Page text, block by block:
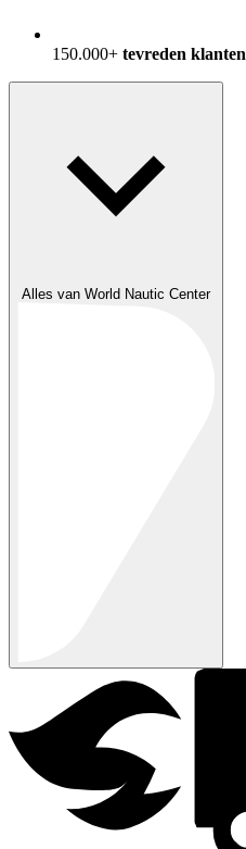
150.000+ tevreden klanten
Alles van World Nautic Center